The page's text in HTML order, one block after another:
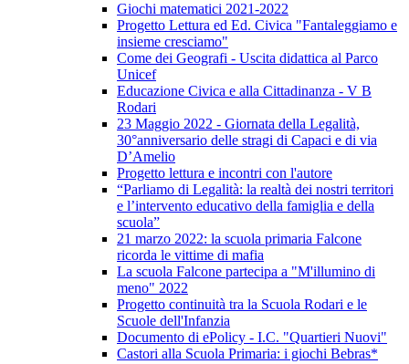
Giochi matematici 2021-2022
Progetto Lettura ed Ed. Civica "Fantaleggiamo e
insieme cresciamo"
Come dei Geografi - Uscita didattica al Parco
Unicef
Educazione Civica e alla Cittadinanza - V B
Rodari
23 Maggio 2022 - Giornata della Legalità,
30°anniversario delle stragi di Capaci e di via
D’Amelio
Progetto lettura e incontri con l'autore
“Parliamo di Legalità: la realtà dei nostri territori
e l’intervento educativo della famiglia e della
scuola”
21 marzo 2022: la scuola primaria Falcone
ricorda le vittime di mafia
La scuola Falcone partecipa a "M'illumino di
meno" 2022
Progetto continuità tra la Scuola Rodari e le
Scuole dell'Infanzia
Documento di ePolicy - I.C. "Quartieri Nuovi"
Castori alla Scuola Primaria: i giochi Bebras*